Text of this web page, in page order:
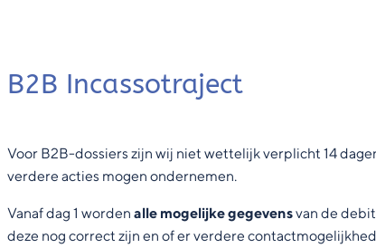
B2B Incassotraject
Voor B2B-dossiers zijn wij niet wettelijk verplicht 14
verdere acties mogen ondernemen.
Vanaf dag 1 worden alle mogelijke gegevensvan de
deze nog correct zijn en of er verdere